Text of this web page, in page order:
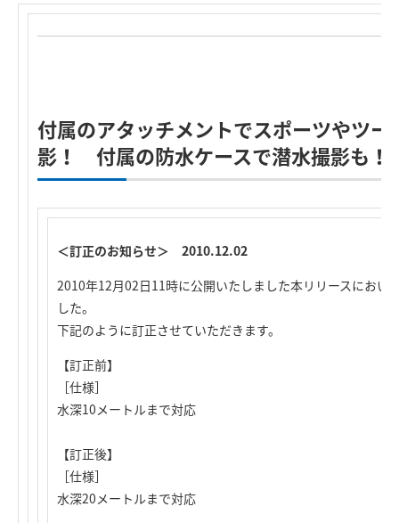
付属のアタッチメントでスポーツやツ
影！ 付属の防水ケースで潜水撮影も！
＜訂正のお知らせ＞ 2010.12.02
2010年12月02日11時に公開いたしました本リリースにおい
した。
下記のように訂正させていただきます。
【訂正前】
［仕様］
水深10メートルまで対応
【訂正後】
［仕様］
水深20メートルまで対応